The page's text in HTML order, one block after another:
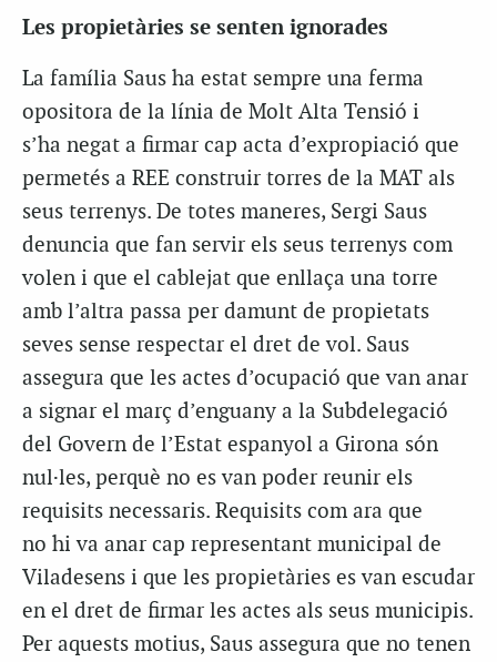
Les propietàries se senten ignorades
La família Saus ha estat sempre una ferma
opositora de la línia de Molt Alta Tensió i
s’ha negat a firmar cap acta d’expropiació que
permetés a REE construir torres de la MAT als
seus terrenys. De totes maneres, Sergi Saus
denuncia que fan servir els seus terrenys com
volen i que el cablejat que enllaça una torre
amb l’altra passa per damunt de propietats
seves sense respectar el dret de vol. Saus
assegura que les actes d’ocupació que van anar
a signar el març d’enguany a la Subdelegació
del Govern de l’Estat espanyol a Girona són
nul·les, perquè no es van poder reunir els
requisits necessaris. Requisits com ara que
no hi va anar cap representant municipal de
Viladesens i que les propietàries es van escudar
en el dret de firmar les actes als seus municipis.
Per aquests motius, Saus assegura que no tenen